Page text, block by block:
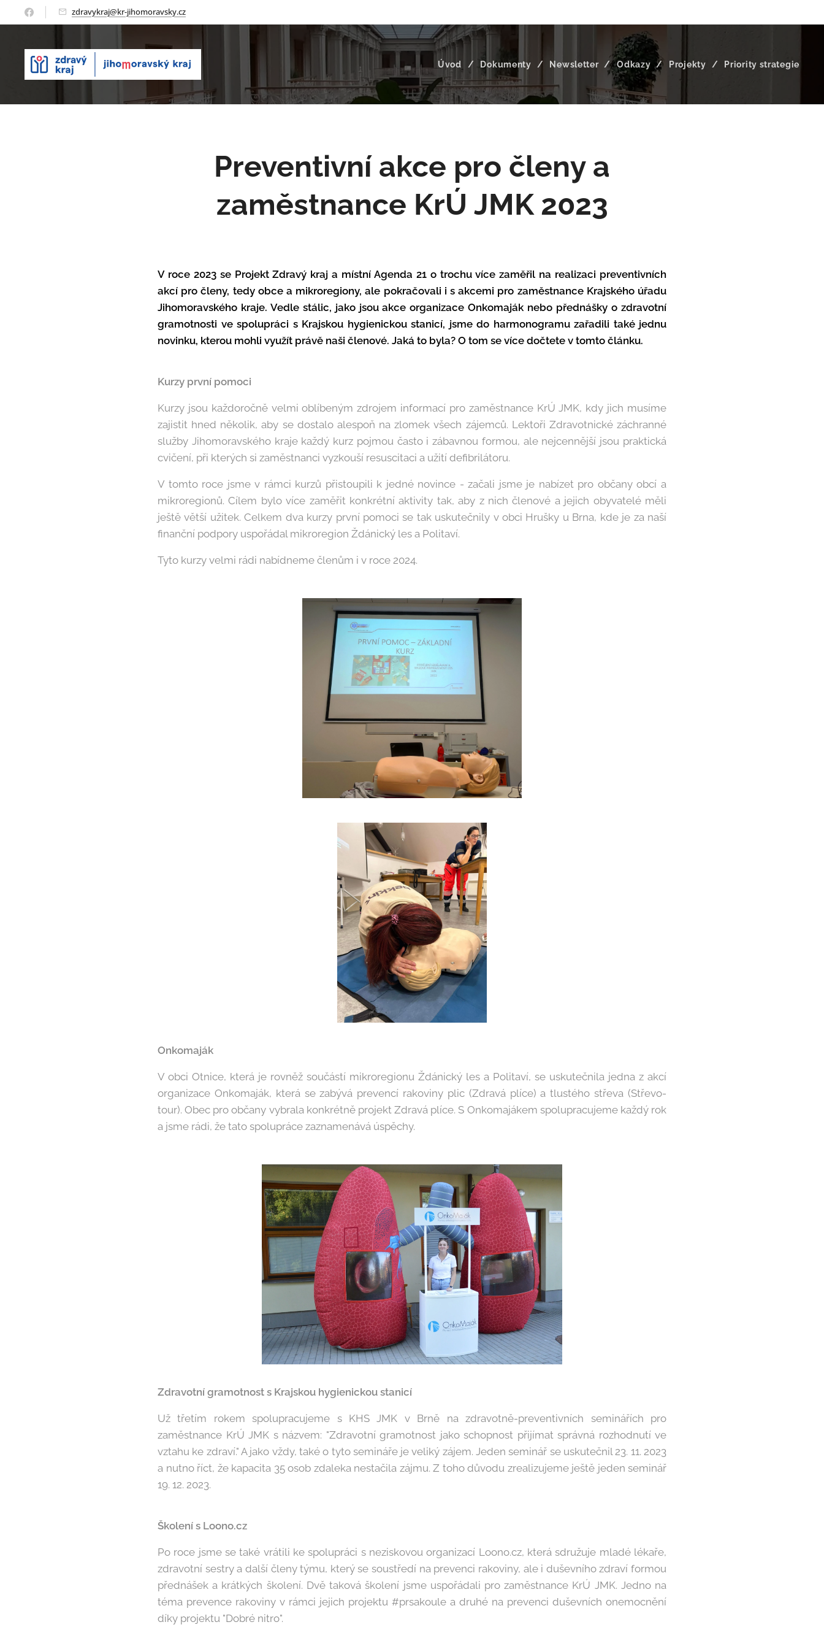
zdravykraj@kr-jihomoravsky.cz
Úvod Dokumenty Newsletter Odkazy Projekty Priority strategie
Preventivní akce pro členy a
zaměstnance KrÚ JMK 2023
V roce 2023 se Projekt Zdravý kraj a místní Agenda 21 o trochu více zaměřil na realizaci preventivních
akcí pro členy, tedy obce a mikroregiony, ale pokračovali i s akcemi pro zaměstnance Krajského úřadu
Jihomoravského kraje. Vedle stálic, jako jsou akce organizace Onkomaják nebo přednášky o zdravotní
gramotnosti ve spolupráci s Krajskou hygienickou stanicí, jsme do harmonogramu zařadili také jednu
novinku, kterou mohli využít právě naši členové. Jaká to byla? O tom se více dočtete v tomto článku.
Kurzy první pomoci
Kurzy jsou každoročně velmi oblíbeným zdrojem informací pro zaměstnance KrÚ JMK, kdy jich musíme
zajistit hned několik, aby se dostalo alespoň na zlomek všech zájemců. Lektoři Zdravotnické záchranné
služby Jihomoravského kraje každý kurz pojmou často i zábavnou formou, ale nejcennější jsou praktická
cvičení, při kterých si zaměstnanci vyzkouší resuscitaci a užití defibrilátoru.
V tomto roce jsme v rámci kurzů přistoupili k jedné novince - začali jsme je nabízet pro občany obcí a
mikroregionů. Cílem bylo více zaměřit konkrétní aktivity tak, aby z nich členové a jejich obyvatelé měli
ještě větší užitek. Celkem dva kurzy první pomoci se tak uskutečnily v obci Hrušky u Brna, kde je za naší
finanční podpory uspořádal mikroregion Ždánický les a Politaví.
Tyto kurzy velmi rádi nabídneme členům i v roce 2024.
Onkomaják
V obci Otnice, která je rovněž součástí mikroregionu Ždánický les a Politaví, se uskutečnila jedna z akcí
organizace Onkomaják, která se zabývá prevencí rakoviny plic (Zdravá plíce) a tlustého střeva (Střevo-
tour). Obec pro občany vybrala konkrétně projekt Zdravá plíce. S Onkomajákem spolupracujeme každý rok
a jsme rádi, že tato spolupráce zaznamenává úspěchy.
Zdravotní gramotnost s Krajskou hygienickou stanicí
Už třetím rokem spolupracujeme s KHS JMK v Brně na zdravotně-preventivních seminářích pro
zaměstnance KrÚ JMK s názvem: "Zdravotní gramotnost jako schopnost přijímat správná rozhodnutí ve
vztahu ke zdraví." A jako vždy, také o tyto semináře je veliký zájem. Jeden seminář se uskutečnil 23. 11. 2023
a nutno říct, že kapacita 35 osob zdaleka nestačila zájmu. Z toho důvodu zrealizujeme ještě jeden seminář
19. 12. 2023.
Školení s Loono.cz
Po roce jsme se také vrátili ke spolupráci s neziskovou organizací Loono.cz, která sdružuje mladé lékaře,
zdravotní sestry a další členy týmu, který se soustředí na prevenci rakoviny, ale i duševního zdraví formou
přednášek a krátkých školení. Dvě taková školení jsme uspořádali pro zaměstnance KrÚ JMK. Jedno na
téma prevence rakoviny v rámci jejich projektu #prsakoule a druhé na prevenci duševních onemocnění
díky projektu "Dobré nitro".